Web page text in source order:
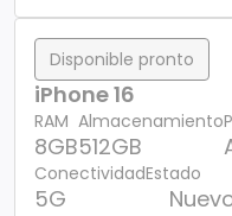
iPhone 16
Disponible pronto
RAM
8GB
Almacenamiento
512GB
Conectividad
5G
Estado